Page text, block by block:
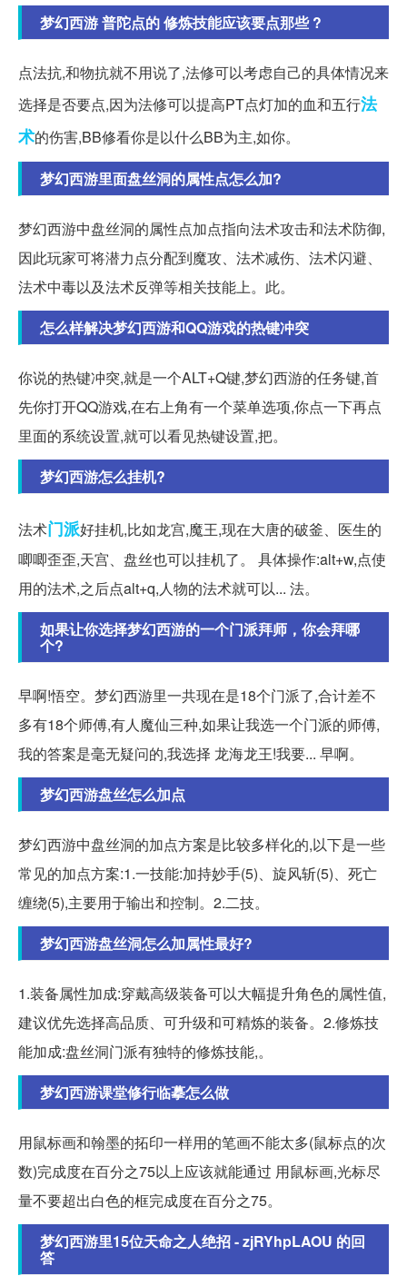
梦幻西游 普陀点的 修炼技能应该要点那些 ?
点法抗,和物抗就不用说了,法修可以考虑自己的具体情况来
选择是否要点,因为法修可以提高PT点灯加的血和五行法
术的伤害,BB修看你是以什么BB为主,如你。
梦幻西游里面盘丝洞的属性点怎么加?
梦幻西游中盘丝洞的属性点加点指向法术攻击和法术防御,
因此玩家可将潜力点分配到魔攻、法术减伤、法术闪避、
法术中毒以及法术反弹等相关技能上。此。
怎么样解决梦幻西游和QQ游戏的热键冲突
你说的热键冲突,就是一个ALT+Q键,梦幻西游的任务键,首
先你打开QQ游戏,在右上角有一个菜单选项,你点一下再点
里面的系统设置,就可以看见热键设置,把。
梦幻西游怎么挂机?
法术门派好挂机,比如龙宫,魔王,现在大唐的破釜、医生的
唧唧歪歪,天宫、盘丝也可以挂机了。 具体操作:alt+w,点使
用的法术,之后点alt+q,人物的法术就可以... 法。
如果让你选择梦幻西游的一个门派拜师，你会拜哪
个?
早啊!悟空。梦幻西游里一共现在是18个门派了,合计差不
多有18个师傅,有人魔仙三种,如果让我选一个门派的师傅,
我的答案是毫无疑问的,我选择 龙海龙王!我要... 早啊。
梦幻西游盘丝怎么加点
梦幻西游中盘丝洞的加点方案是比较多样化的,以下是一些
常见的加点方案:1.一技能:加持妙手(5)、旋风斩(5)、死亡
缠绕(5),主要用于输出和控制。2.二技。
梦幻西游盘丝洞怎么加属性最好?
1.装备属性加成:穿戴高级装备可以大幅提升角色的属性值,
建议优先选择高品质、可升级和可精炼的装备。2.修炼技
能加成:盘丝洞门派有独特的修炼技能,。
梦幻西游课堂修行临摹怎么做
用鼠标画和翰墨的拓印一样用的笔画不能太多(鼠标点的次
数)完成度在百分之75以上应该就能通过 用鼠标画,光标尽
量不要超出白色的框完成度在百分之75。
梦幻西游里15位天命之人绝招 - zjRYhpLAOU 的回
答